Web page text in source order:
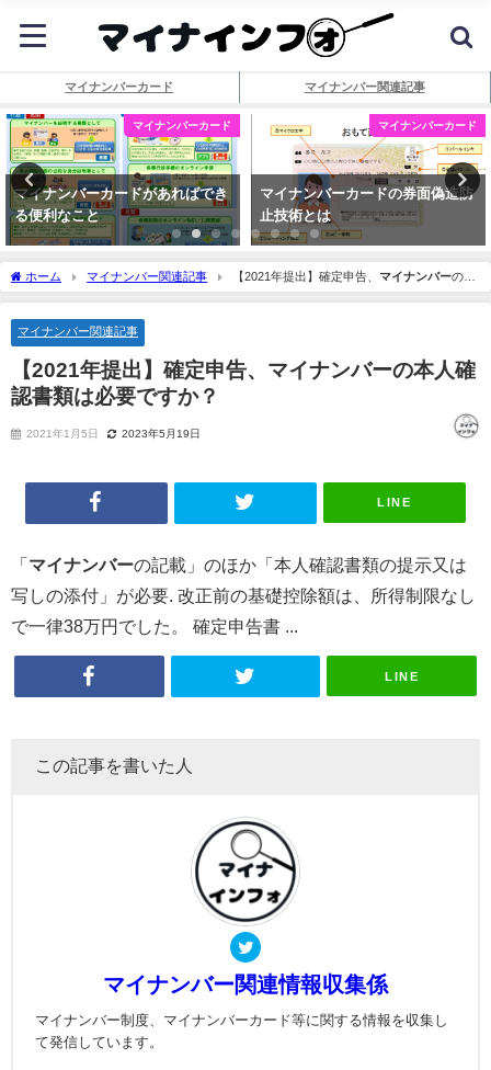
マイナンバーカード マイナンバー関連記事
マイナンバーカード
マイナンバーカードがあればでき
る便利なこと
マイナンバーカード
マイナンバーカードの券面偽造防
止技術とは
ホーム マイナンバー関連記事 【2021年提出】確定申告、マイナンバーの本
人確認書類は必要ですか？
マイナンバー関連記事
【2021年提出】確定申告、 マイナンバーの本人確
認書類は必要ですか？
2021年1月5日 2023年5月19日
LINE
「 マイナンバーの記載」のほか「本人確認書類の提示又は
写しの添付」が必要. 改正前の基礎控除額は、所得制限なし
で一律38万円でした。 確定申告書 ...
LINE
この記事を書いた人
マイナンバー関連情報収集係
マイナンバー制度、マイナンバーカード等に関する情報を収集し
て発信しています。